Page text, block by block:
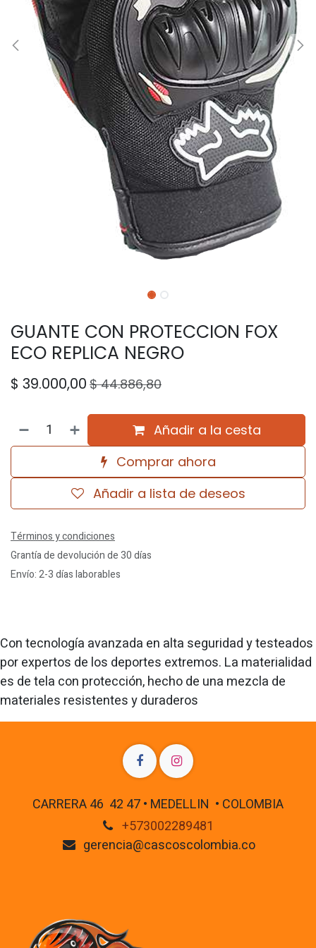
GUANTE CON PROTECCION FOX
ECO REPLICA NEGRO
$ 39.000,00 $44.886,80
Añadir a la cesta
Comprar ahora
Añadir a lista de deseos
Términos y condiciones
Grantía de devolución de 30 días
Envío: 2-3 días laborables
Con tecnología avanzada en alta seguridad y testeados
por expertos de los deportes extremos. La materialidad
es de tela con protección, hecho de una mezcla de
materiales resistentes y duraderos
CARRERA 46 42 47 • MEDELLIN • COLOMBIA
+573002289481
gerencia@cascoscolombia.co